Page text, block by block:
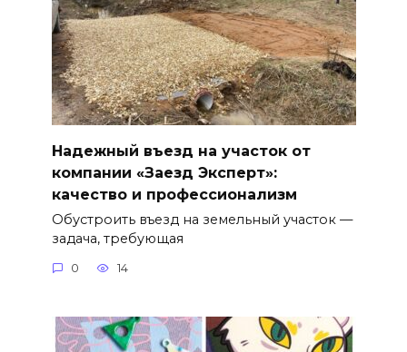
Надежный въезд на участок от
компании «Заезд Эксперт»:
качество и профессионализм
Обустроить въезд на земельный участок —
задача, требующая
0 14